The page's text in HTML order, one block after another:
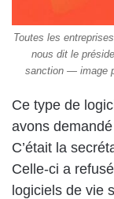
Toutes les
nous dit le
sanction — image
Ce type de
avons
C’était la
Celle-ci a
logiciels de vie